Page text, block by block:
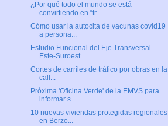
¿Por qué todo el mundo se está
convirtiendo en “tr...
Cómo usar la autocita de vacunas covid19
a persona...
Estudio Funcional del Eje Transversal
Este-Suroest...
Cortes de carriles de tráfico por obras en la
call...
Próxima 'Oficina Verde' de la EMVS para
informar s...
10 nuevas viviendas protegidas regionales
en Berzo...